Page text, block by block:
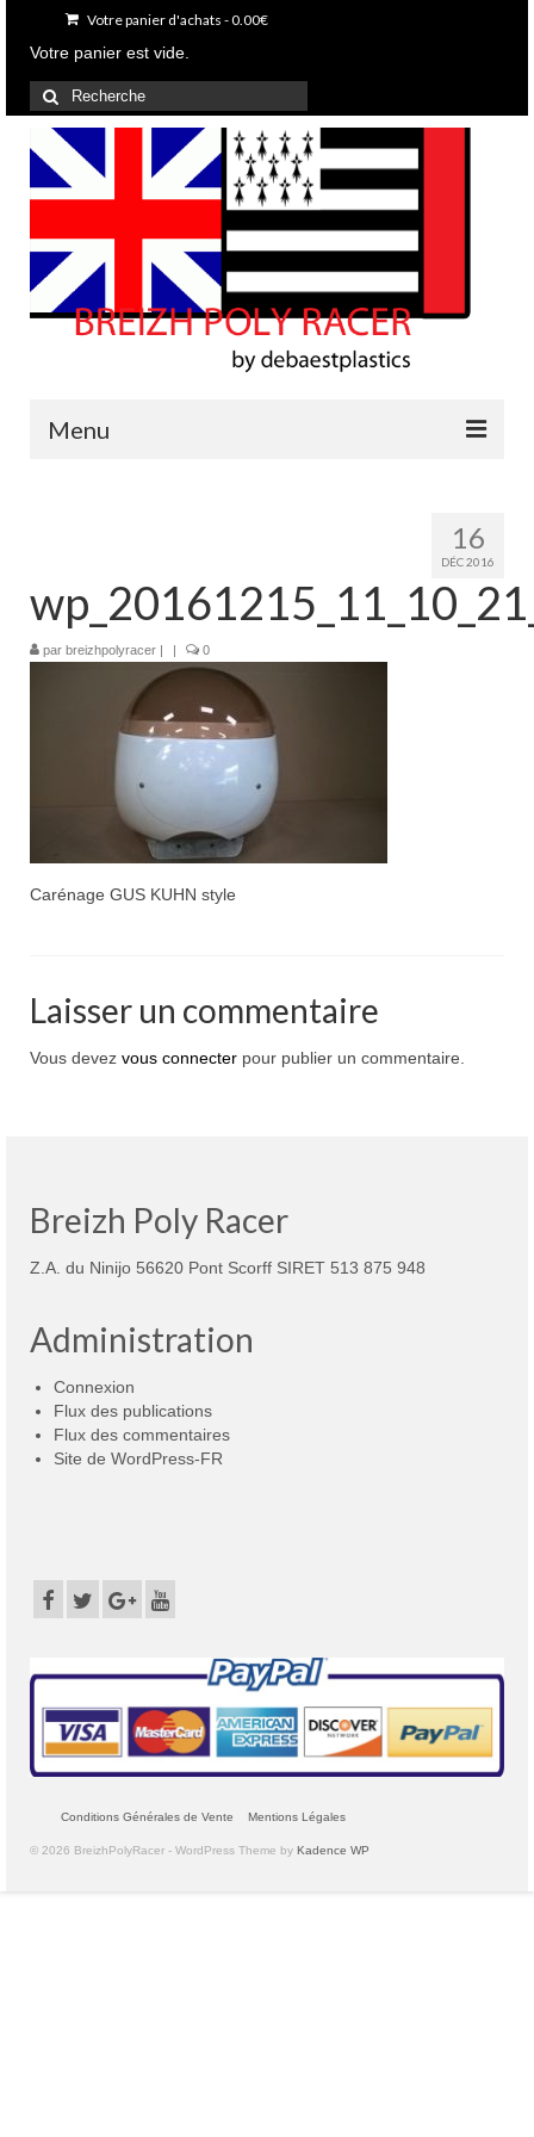
Votre panier d'achats -0.00€
Votre panier est vide.
Rechercher
:
Menu
Projets en cours
Mon compte
Mon panier
Nous contacter
Nous situer
16
DÉC 2016
par breizhpolyracer 0
Carénage GUS KUHN style
Laisser un commentaire
Vous devez vous connecter pour publier un commentaire.
Breizh Poly Racer
Z.A. du Ninijo 56620 Pont Scorff SIRET 513 875 948
Administration
Connexion
Flux des publications
Flux des commentaires
Site de WordPress-FR
Conditions Générales de Vente Mentions Légales
© 2026 BreizhPolyRacer - WordPress Theme by Kadence WP